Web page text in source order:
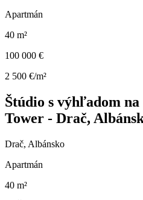
Apartmán
40 m²
100 000 €
2 500 €/m²
Štúdio s výhľadom
Tower - Drač,
Drač, Albánsko
Apartmán
40 m²